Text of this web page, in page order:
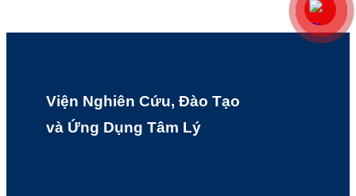
Viện Nghiên Cứu, Đào Tạo
và Ứng Dụng Tâm Lý